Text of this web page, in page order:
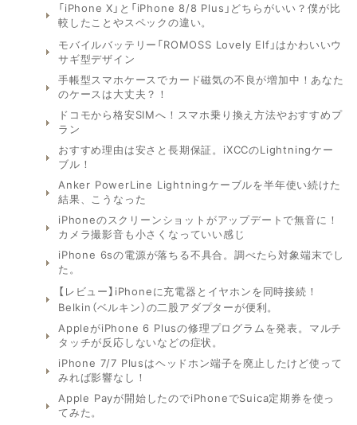
「iPhone X」と「iPhone 8/8 Plus」どちらがいい？僕が比
較したことやスペックの違い。
モバイルバッテリー「ROMOSS Lovely Elf」はかわいいウ
サギ型デザイン
手帳型スマホケースでカード磁気の不良が増加中！あなた
のケースは大丈夫？！
ドコモから格安SIMへ！スマホ乗り換え方法やおすすめプ
ラン
おすすめ理由は安さと長期保証。iXCCのLightningケー
ブル！
Anker PowerLine Lightningケーブルを半年使い続けた
結果、こうなった
iPhoneのスクリーンショットがアップデートで無音に！
カメラ撮影音も小さくなっていい感じ
iPhone 6sの電源が落ちる不具合。調べたら対象端末でし
た。
【レビュー】iPhoneに充電器とイヤホンを同時接続！
Belkin（ベルキン）の二股アダプターが便利。
AppleがiPhone 6 Plusの修理プログラムを発表。マルチ
タッチが反応しないなどの症状。
iPhone 7/7 Plusはヘッドホン端子を廃止したけど使って
みれば影響なし！
Apple Payが開始したのでiPhoneでSuica定期券を使っ
てみた。